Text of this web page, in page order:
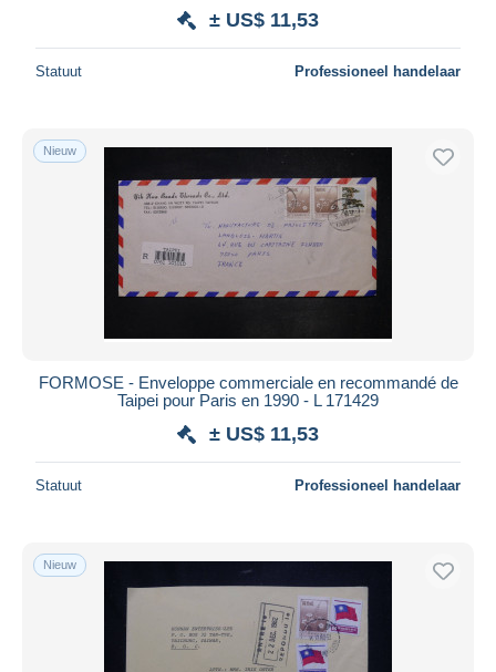
± US$ 11,53
Statuut Professioneel handelaar
Nieuw
FORMOSE - Enveloppe commerciale en recommandé de
Taipei pour Paris en 1990 - L 171429
± US$ 11,53
Statuut Professioneel handelaar
Nieuw